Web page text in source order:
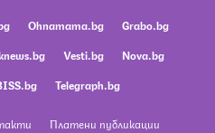
Ohnamama.bg
Grabo.bg
Vesti.bg
Nova.bg
Telegraph.bg
Платени публикации